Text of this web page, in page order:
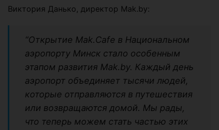
Виктория Данько, директор Mak.by:
“Открытие Mak.Cafe в Национальном
аэропорту Минск стало особенным
этапом развития Mak.by. Каждый день
аэропорт объединяет тысячи людей,
которые отправляются в путешествия
или возвращаются домой. Мы рады,
что теперь можем стать частью этих